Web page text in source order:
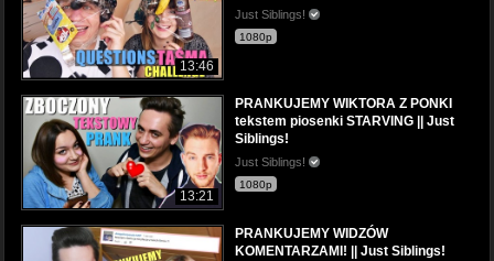
13:46
Just Siblings!
1080p
13:21
PRANKUJEMY WIKTORA Z PONKI
tekstem piosenki STARVING || Just
Siblings!
Just Siblings!
1080p
PRANKUJEMY WIDZÓW
KOMENTARZAMI! || Just Siblings!